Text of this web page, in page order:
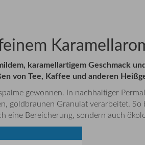
karamellartigem Geschmack
von Tee, Kaffee und anderen
gewonnen. In nachhaltiger
goldbraunen Granulat verarbeitet.
eine Bereicherung, sondern auch